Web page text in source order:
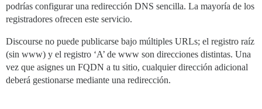
podrías configurar una redirección DNS sencilla. La mayoría de los
registradores ofrecen este servicio.
Discourse no puede publicarse bajo múltiples URLs; el registro raíz
(sin www) y el registro ‘A’ de www son direcciones distintas. Una
vez que asignes un FQDN a tu sitio, cualquier dirección adicional
deberá gestionarse mediante una redirección.